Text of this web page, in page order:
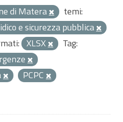
di Matera
temi:
e sicurezza pubblica
XLSX
Tag:
PCPC